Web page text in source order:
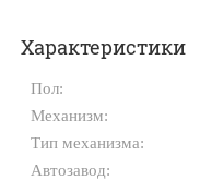
Характеристики
Пол:
Механизм:
Тип механизма:
Автозавод: